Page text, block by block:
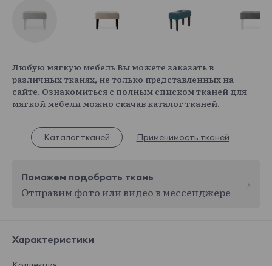
Любую мягкую мебель Вы можете заказать в
различных тканях, не только представленных на
сайте. Ознакомиться с полным списком тканей для
мягкой мебели можно скачав каталог тканей.
Каталог тканей Применимость тканей
Поможем подобрать ткань
Отправим фото или видео в мессенджере
Характеристики